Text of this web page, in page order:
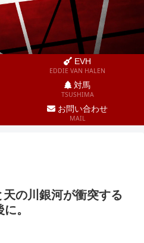
EVH
EDDIE VAN HALEN
対馬
TSUSHIMA
お問い合わせ
MAIL
の川銀河が衝突する
。